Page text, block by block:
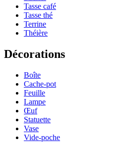
Tasse café
Tasse thé
Terrine
Théière
Décorations
Boîte
Cache-pot
Feuille
Lampe
Œuf
Statuette
Vase
Vide-poche